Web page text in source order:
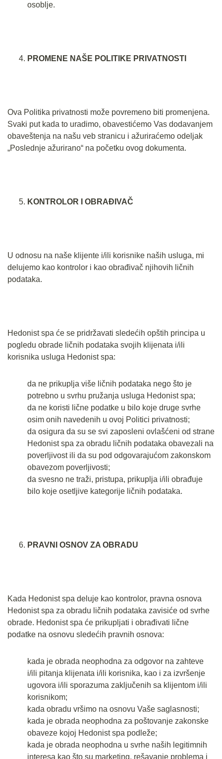
osoblje.
PROMENE NAŠE POLITIKE PRIVATNOSTI
Ova Politika privatnosti može povremeno biti promenjena.
Svaki put kada to uradimo, obavestićemo Vas dodavanjem
obaveštenja na našu veb stranicu i ažuriraćemo odeljak
„Poslednje ažurirano“ na početku ovog dokumenta.
KONTROLOR I OBRAĐIVAČ
U odnosu na naše klijente i/ili korisnike naših usluga, mi
delujemo kao kontrolor i kao obrađivač njihovih ličnih
podataka.
Hedonist spa će se pridržavati sledećih opštih principa u
pogledu obrade ličnih podataka svojih klijenata i/ili
korisnika usluga Hedonist spa:
da ne prikuplja više ličnih podataka nego što je
potrebno u svrhu pružanja usluga Hedonist spa;
da ne koristi lične podatke u bilo koje druge svrhe
osim onih navedenih u ovoj Politici privatnosti;
da osigura da su se svi zaposleni ovlašćeni od strane
Hedonist spa za obradu ličnih podataka obavezali na
poverljivost ili da su pod odgovarajućom zakonskom
obavezom poverljivosti;
da svesno ne traži, pristupa, prikuplja i/ili obrađuje
bilo koje osetljive kategorije ličnih podataka.
PRAVNI OSNOV ZA OBRADU
Kada Hedonist spa deluje kao kontrolor, pravna osnova
Hedonist spa za obradu ličnih podataka zavisiće od svrhe
obrade. Hedonist spa će prikupljati i obrađivati lične
podatke na osnovu sledećih pravnih osnova:
kada je obrada neophodna za odgovor na zahteve
i/ili pitanja klijenata i/ili korisnika, kao i za izvršenje
ugovora i/ili sporazuma zaključenih sa klijentom i/ili
korisnikom;
kada obradu vršimo na osnovu Vaše saglasnosti;
kada je obrada neophodna za poštovanje zakonske
obaveze kojoj Hedonist spa podleže;
kada je obrada neophodna u svrhe naših legitimnih
interesa kao što su marketing, rešavanje problema i